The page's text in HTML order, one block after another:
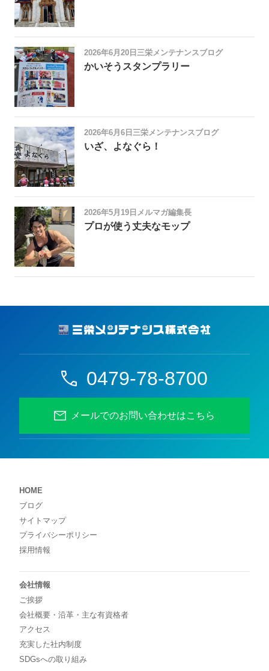
2026年6月20日 三栄メンテナンスブログ
かいそうスタンプラリー
2026年6月6日 三栄メンテナンスブログ
いざ、よなぐら！
2026年5月19日 メルマガ編集長
プロが使う丈夫なモップ
0479-78-8700
メールでのお問い合わせはこちら
HOME
ブログ
サイトマップ
プライバシーポリシー
採用情報
会社情報
ご挨拶
会社概要・沿革・主な有資格者
アクセス
充実した社内制度
SDGsへの取り組み